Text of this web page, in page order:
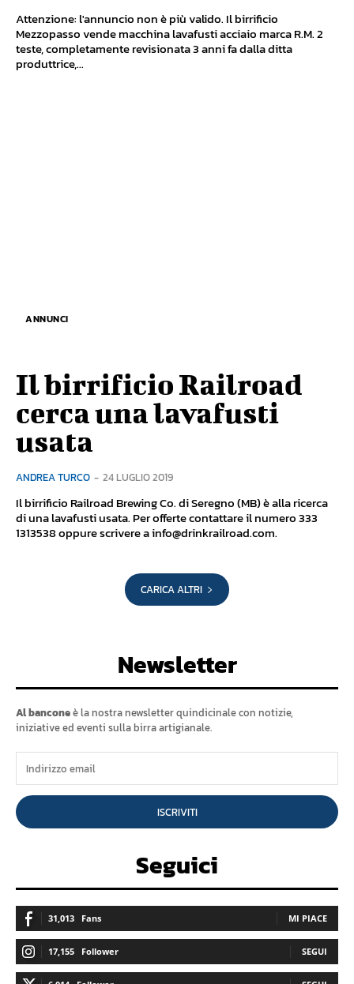
Attenzione: l'annuncio non è più valido. Il birrificio
Mezzopasso vende macchina lavafusti acciaio marca R.M. 2
teste, completamente revisionata 3 anni fa dalla ditta
produttrice,...
ANNUNCI
Il birrificio Railroad
cerca una lavafusti
usata
ANDREA TURCO - 24 LUGLIO 2019
Il birrificio Railroad Brewing Co. di Seregno (MB) è alla ricerca
di una lavafusti usata. Per offerte contattare il numero 333
1313538 oppure scrivere ainfo@drinkrailroad.com.
CARICA ALTRI
Newsletter
Al banconeè la nostra newsletter quindicinale con notizie,
iniziative ed eventi sulla birra artigianale.
ISCRIVITI
Seguici
31,013 Fans MI PIACE
17,155 Follower SEGUI